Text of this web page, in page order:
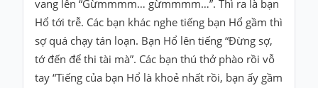
vang lên “Gừmmmm… gừmmmm…”. Thì ra là bạn
Hổ tới trễ. Các bạn khác nghe tiếng bạn Hổ gầm thì
sợ quá chạy tán loạn. Bạn Hổ lên tiếng “Đừng sợ,
tớ đến để thi tài mà”. Các bạn thú thở phào rồi vỗ
tay “Tiếng của bạn Hổ là khoẻ nhất rồi, bạn ấy gầm